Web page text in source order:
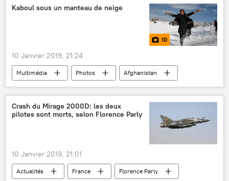
fumée
morts
Kaboul sous un manteau de neige
10
10 Janvier 2019, 21:24
Multimédia Photos
Afghanistan
Kaboul
hiver neige temps
Crash du Mirage 2000D: les deux
pilotes sont morts, selon Florence Parly
10 Janvier 2019, 21:01
Actualités France
Florence Parly